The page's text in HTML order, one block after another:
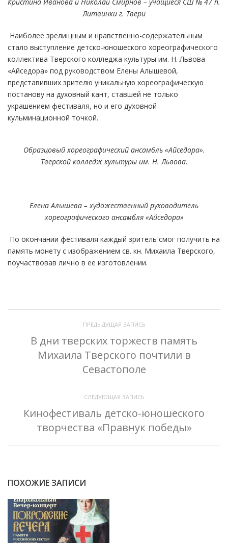
Литвинки г. Твери
Наиболее зрелищным и нравственно-содержательным
стало выступление детско-юношеского хореографического
коллектива Тверского колледжа культуры им. Н. Львова
«Айседора» под руководством Елены Алышевой,
представивших зрителю уникальную хореографическую
постанову на духовный кант, ставшей не только
украшением фестиваля, но и его духовной
кульминационной точкой.
Образцовый хореографический ансамбль «Айседора».
Тверской колледж культуры им. Н. Львова.
Елена Алышева – художественный руководитель
хореографического ансамбля «Айседора»
По окончании фестиваля каждый зритель смог получить на
память монету с изображением св. кн. Михаила Тверского,
поучаствовав лично в ее изготовлении.
ПРЕДЫДУЩАЯ ЗАПИСЬ
В дни тверских торжеств память
Михаила Тверского почтили в
Севастополе
СЛЕДУЮЩАЯ ЗАПИСЬ
Кинофестиваль детско-юношеского
творчества «Правнук победы»
ПОХОЖИЕ ЗАПИСИ